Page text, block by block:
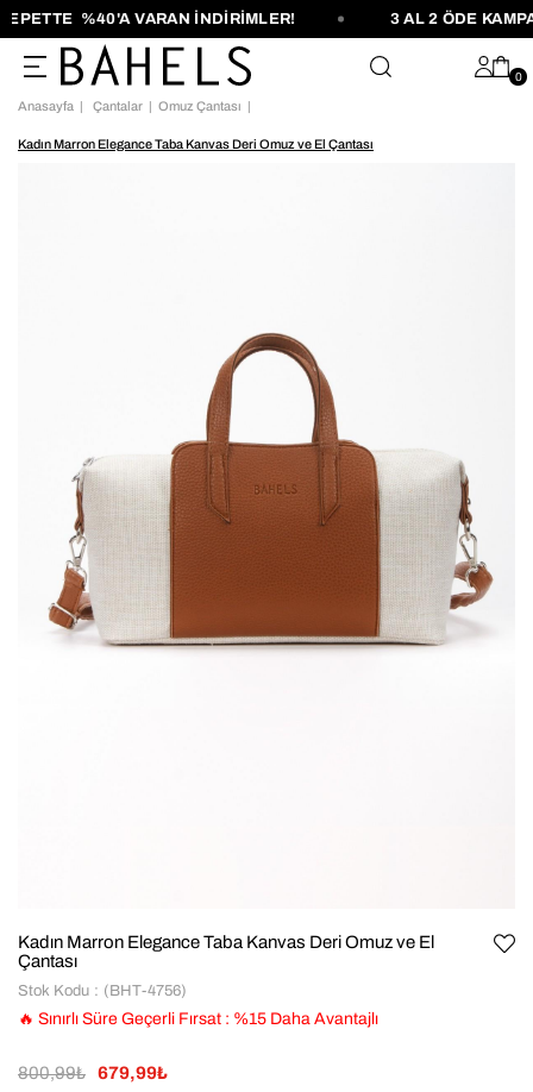
%40'A VARAN İNDİRİMLER! 3 AL 2 ÖDE
0
Anasayfa Çantalar Omuz Çantası
Kadın Marron Elegance Taba Kanvas Deri Omuz ve El Çantası
Kadın Marron Elegance Taba Kanvas Deri Omuz ve El
Çantası
Stok Kodu (BHT-4756)
🔥 Sınırlı Süre Geçerli Fırsat : %15 Daha Avantajlı
800,99₺ 679,99₺